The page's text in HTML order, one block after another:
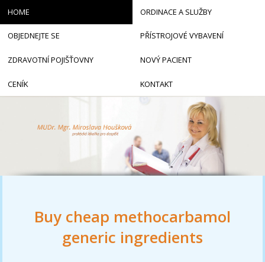
Buy cheap methocarbamol
generic ingredients
HOME ORDINACE A SLUŽBY
OBJEDNEJTE SE PŘÍSTROJOVÉ VYBAVENÍ
ZDRAVOTNÍ POJIŠŤOVNY NOVÝ PACIENT
CENÍK KONTAKT